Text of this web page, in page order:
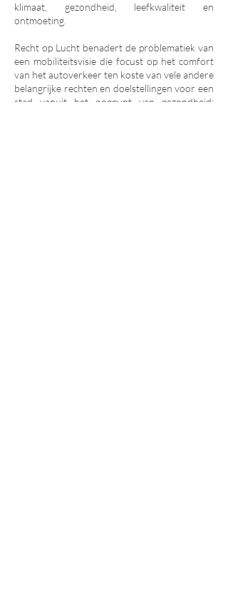
klimaat, gezondheid, leefkwaliteit en
ontmoeting.
Recht op Lucht benadert de problematiek van
een mobiliteitsvisie die focust op het comfort
van het autoverkeer ten koste van vele andere
belangrijke rechten en doelstellingen voor een
stad vanuit het oogpunt van gezondheid: